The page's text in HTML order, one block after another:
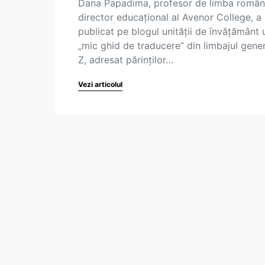
Dana Papadima, profesor de limba
director educațional al Avenor College, a
publicat pe blogul unității de învățământ
„mic ghid de traducere” din limbajul
Z, adresat părinților…
Vezi articolul